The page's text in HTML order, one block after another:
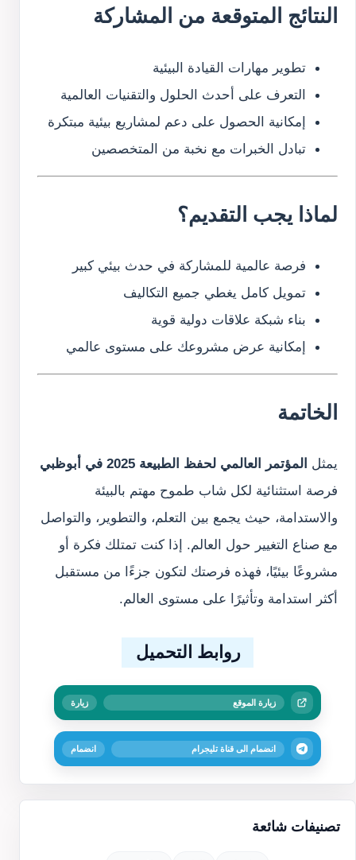
تصنيفات شائعة
النتائج المتوقعة من المشاركة
تطوير مهارات القيادة البيئية
التعرف على أحدث الحلول والتقنيات العالمية
إمكانية الحصول على دعم لمشاريع بيئية مبتكرة
تبادل الخبرات مع نخبة من المتخصصين
لماذا يجب التقديم؟
فرصة عالمية للمشاركة في حدث بيئي كبير
تمويل كامل يغطي جميع التكاليف
بناء شبكة علاقات دولية قوية
إمكانية عرض مشروعك على مستوى عالمي
الخاتمة
يمثل المؤتمر العالمي لحفظ الطبيعة 2025 في أبوظبي
فرصة استثنائية لكل شاب طموح مهتم بالبيئة
والاستدامة، حيث يجمع بين التعلم، والتطوير، والتواصل
مع صناع التغيير حول العالم. إذا كنت تمتلك فكرة أو
مشروعًا بيئيًا، فهذه فرصتك لتكون جزءًا من مستقبل
أكثر استدامة وتأثيرًا على مستوى العالم.
روابط التحميل
زيارة الموقع زيارة
انضمام الى قناة تليجرام انضمام